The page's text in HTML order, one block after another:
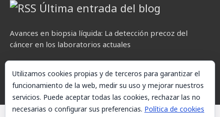
Última entrada del blog
Avances en biopsia líquida: La detección precoz del
cáncer en los laboratorios actuales
Utilizamos cookies propias y de terceros para garantizar el
funcionamiento de la web, medir su uso y mejorar nuestros
servicios. Puede aceptar todas las cookies, rechazar las no
necesarias o configurar sus preferencias. Política de cookies